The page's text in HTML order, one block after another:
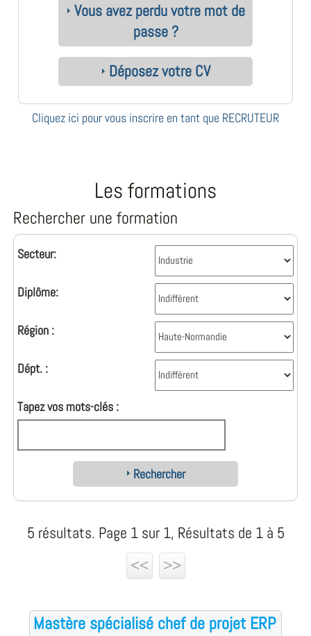
Vous avez perdu votre mot de
passe ?
Déposez votre CV
Cliquez ici pour vous inscrire en tant que RECRUTEUR
Les formations
Rechercher une formation
Secteur:
Diplôme:
Région :
Dépt. :
Tapez vos mots-clés :
Rechercher
5 résultats. Page 1 sur 1, Résultats de 1 à 5
<<
>>
Mastère spécialisé chef de projet ERP